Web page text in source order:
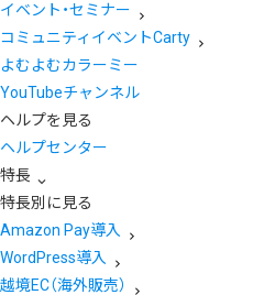
イベント・セミナー
コミュニティイベントCarty
よむよむカラーミー
YouTubeチャンネル
ヘルプを見る
ヘルプセンター
特長
特長別に見る
Amazon Pay導入
WordPress導入
越境EC（海外販売）